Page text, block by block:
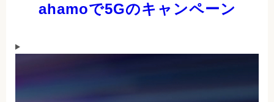
ahamoで5Gのキャンペーン